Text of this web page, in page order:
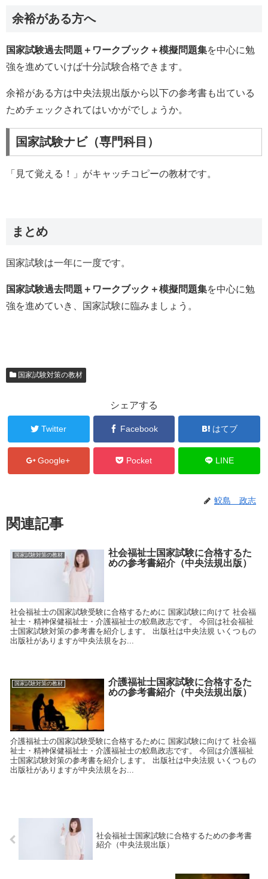
余裕がある方へ
国家試験過去問題＋ワークブック＋模擬問題集を中心に勉
強を進めていけば十分試験合格できます。
余裕がある方は中央法規出版から以下の参考書も出ている
ためチェックされてはいかがでしょうか。
国家試験ナビ（専門科目）
「見て覚える！」がキャッチコピーの教材です。
まとめ
国家試験は一年に一度です。
国家試験過去問題＋ワークブック＋模擬問題集を中心に勉
強を進めていき、国家試験に臨みましょう。
国家試験対策の教材
シェアする
Twitter Facebook はてブ
Google+ Pocket LINE
鮫島 政志
関連記事
国家試験対策の教材
社会福祉士国家試験に合格するた
めの参考書紹介（中央法規出版）
社会福祉士の国家試験受験に合格するために 国家試験に向けて 社会福
祉士・精神保健福祉士・介護福祉士の鮫島政志です。 今回は社会福祉
士国家試験対策の参考書を紹介します。 出版社は中央法規 いくつもの
出版社がありますが中央法規をお...
国家試験対策の教材
介護福祉士国家試験に合格するた
めの参考書紹介（中央法規出版）
介護福祉士の国家試験受験に合格するために 国家試験に向けて 社会福
祉士・精神保健福祉士・介護福祉士の鮫島政志です。 今回は介護福祉
士国家試験対策の参考書を紹介します。 出版社は中央法規 いくつもの
出版社がありますが中央法規をお...
社会福祉士国家試験に合格するための参考書
紹介（中央法規出版）